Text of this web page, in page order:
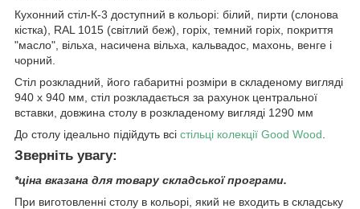
Кухонний стіл-К-3 доступний в кольорі: білий, пирти (слонова
кістка), RAL 1015 (світлий беж), горіх, темний горіх, покриття
"масло", вільха, насичена вільха, кальвадос, махонь, венге і
чорний.
Стіл розкладний, його габаритні розміри в складеному вигляді
940 х 940 мм, стіл розкладається за рахунок центральної
вставки, довжина столу в розкладеному вигляді 1290 мм
До столу ідеально підійдуть всі стільці колекції Good Wood
Зверніть увагу:
*ціна вказана для товару складської програми.
При виготовленні столу в кольорі, який не входить в складську